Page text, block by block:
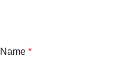
Name *